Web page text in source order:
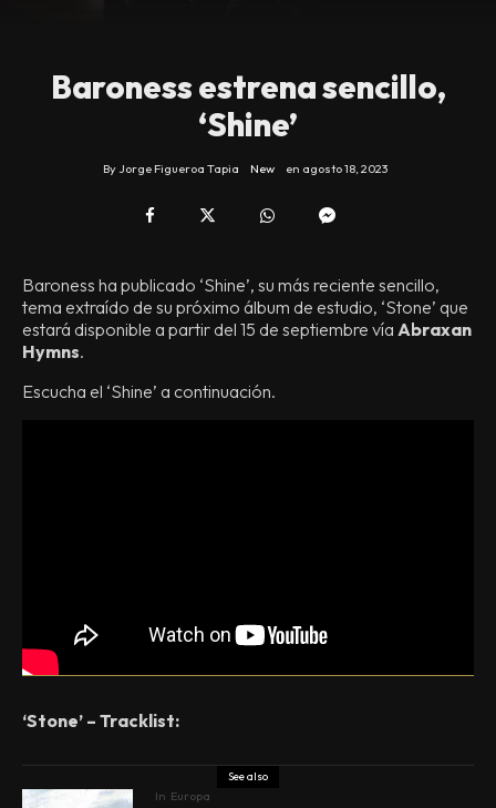
Baroness estrena sencillo,
‘Shine’
By Jorge Figueroa Tapia New en agosto 18, 2023
Baroness ha publicado ‘Shine’, su más reciente sencillo,
tema extraído de su próximo álbum de estudio, ‘Stone’ que
estará disponible a partir del 15 de septiembre vía Abraxan
Hymns.
Escucha el ‘Shine’ a continuación.
‘Stone’ – Tracklist:
See also
In Europa